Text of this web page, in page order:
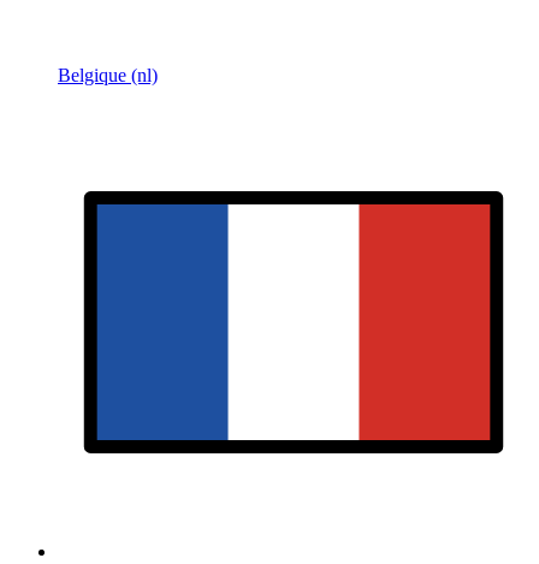
Belgique (nl)